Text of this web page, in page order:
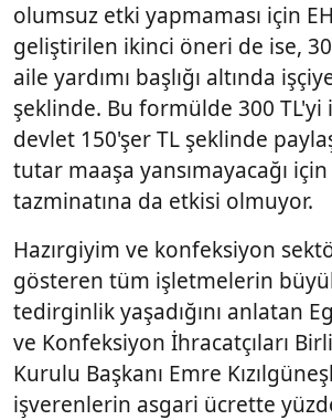
olumsuz etki yapmaması için
geliştirilen ikinci öneri de ise,
aile yardımı başlığı altında
şeklinde. Bu formülde 300 TL'yi
devlet 150'şer TL şeklinde
tutar maaşa yansımayacağı için
tazminatına da etkisi olmuyor.
Hazırgiyim ve konfeksiyon
gösteren tüm işletmelerin
tedirginlik yaşadığını anlatan
ve Konfeksiyon İhracatçıları
Kurulu Başkanı Emre
işverenlerin asgari ücrette